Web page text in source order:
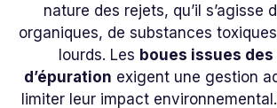
nature des rejets, qu’il s’agisse
organiques, de substances
lourds. Les boues issues
d’épuration exigent une gestion
limiter leur impact